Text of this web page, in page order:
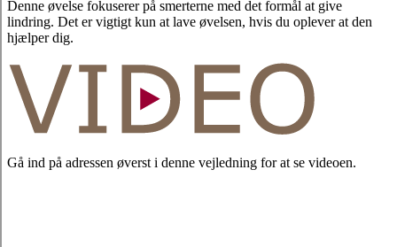
Denne øvelse fokuserer på smerterne med det formål at give
lindring. Det er vigtigt kun at lave øvelsen, hvis du oplever at den
hjælper dig.
Gå ind på adressen øverst i denne vejledning for at se videoen.